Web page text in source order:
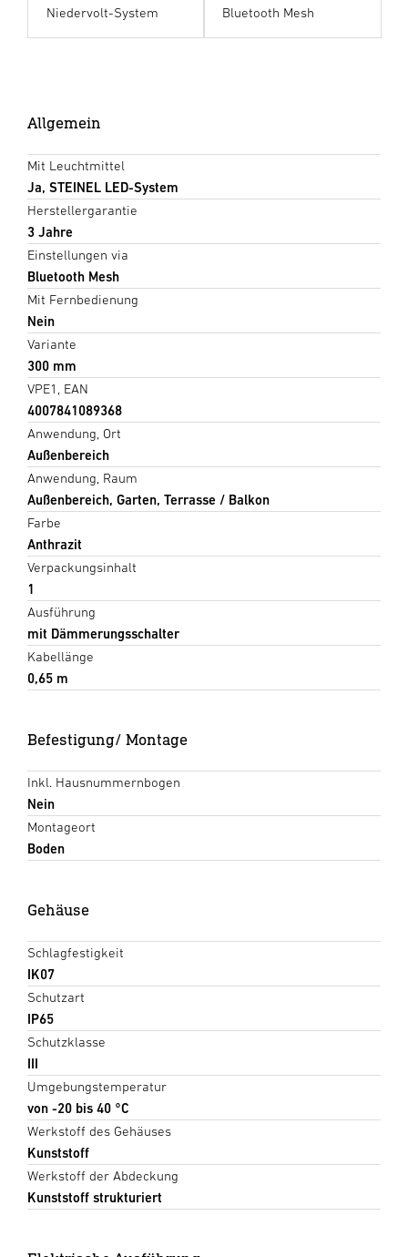
Niedervolt-System Bluetooth Mesh
Allgemein
Mit Leuchtmittel
Ja, STEINEL LED-System
Herstellergarantie
3 Jahre
Einstellungen via
Bluetooth Mesh
Mit Fernbedienung
Nein
Variante
300 mm
VPE1, EAN
4007841089368
Anwendung, Ort
Außenbereich
Anwendung, Raum
Außenbereich, Garten, Terrasse / Balkon
Farbe
Anthrazit
Verpackungsinhalt
1
Ausführung
mit Dämmerungsschalter
Kabellänge
0,65 m
Befestigung/ Montage
Inkl. Hausnummernbogen
Nein
Montageort
Boden
Gehäuse
Schlagfestigkeit
IK07
Schutzart
IP65
Schutzklasse
III
Umgebungstemperatur
von -20 bis 40 °C
Werkstoff des Gehäuses
Kunststoff
Werkstoff der Abdeckung
Kunststoff strukturiert